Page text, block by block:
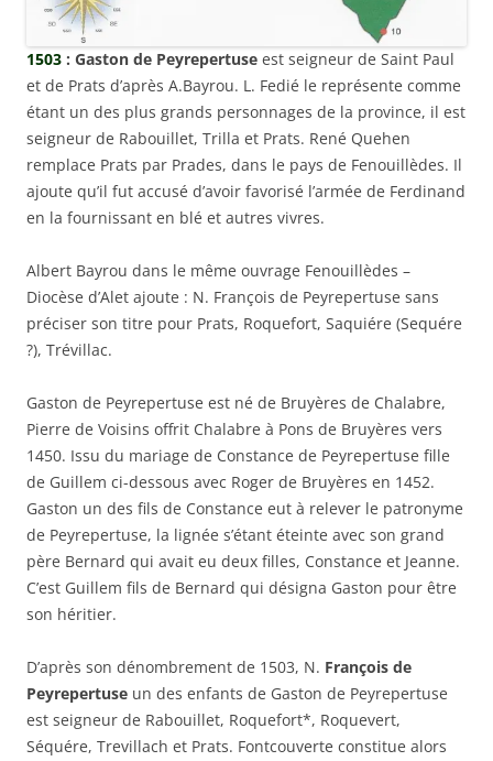
1503 : Gaston de Peyrepertuse est seigneur de Saint Paul
et de Prats d’après A.Bayrou. L. Fedié le représente comme
étant un des plus grands personnages de la province, il est
seigneur de Rabouillet, Trilla et Prats. René Quehen
remplace Prats par Prades, dans le pays de Fenouillèdes. Il
ajoute qu’il fut accusé d’avoir favorisé l’armée de Ferdinand
en la fournissant en blé et autres vivres.
Albert Bayrou dans le même ouvrage Fenouillèdes –
Diocèse d’Alet ajoute : N. François de Peyrepertuse sans
préciser son titre pour Prats, Roquefort, Saquiére (Sequére
?), Trévillac.
Gaston de Peyrepertuse est né de Bruyères de Chalabre,
Pierre de Voisins offrit Chalabre à Pons de Bruyères vers
1450. Issu du mariage de Constance de Peyrepertuse fille
de Guillem ci-dessous avec Roger de Bruyères en 1452.
Gaston un des fils de Constance eut à relever le patronyme
de Peyrepertuse, la lignée s’étant éteinte avec son grand
père Bernard qui avait eu deux filles, Constance et Jeanne.
C’est Guillem fils de Bernard qui désigna Gaston pour être
son héritier.
D’après son dénombrement de 1503, N. François de
Peyrepertuse un des enfants de Gaston de Peyrepertuse
est seigneur de Rabouillet, Roquefort*, Roquevert,
Séquére, Trevillach et Prats. Fontcouverte constitue alors